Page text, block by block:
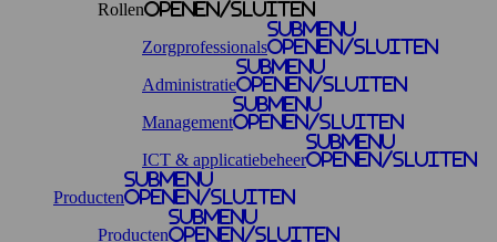
Rollenopenen/sluiten
Zorgprofessionals
Submenu
openen/sluiten
Administratie
Submenu
openen/sluiten
Management
Submenu
openen/sluiten
ICT & applicatiebeheer
Submenu
openen/sluiten
Producten
Submenu
openen/sluiten
Producten
Submenu
openen/sluiten